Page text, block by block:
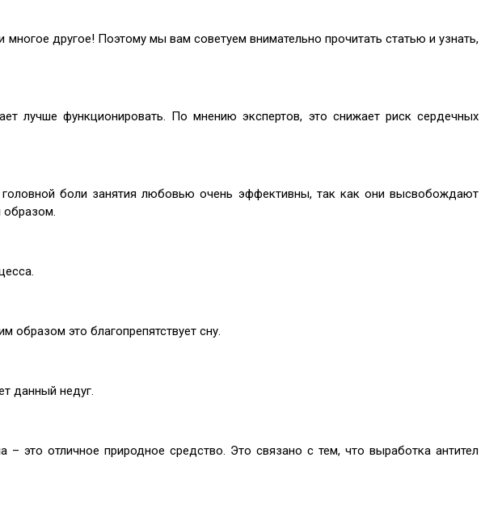
другое! Поэтому мы вам советуем внимательно прочитать статью и узнать,
лучше функционировать. По мнению экспертов, это снижает риск сердечных
боли занятия любовью очень эффективны, так как они высвобождают
образом.
образом это благопрепятствует сну.
данный недуг.
– это отличное природное средство. Это связано с тем, что выработка антител